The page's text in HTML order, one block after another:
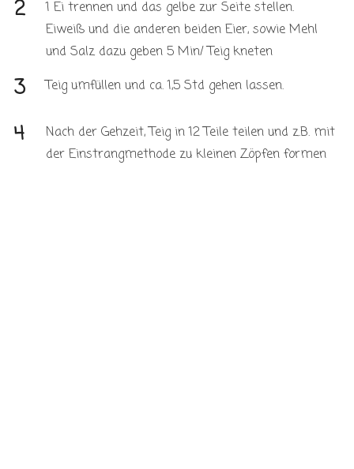
1 Ei trennen und das gelbe zur Seite stellen.
Eiweiß und die anderen beiden Eier, sowie Mehl
und Salz dazu geben 5 Min/ Teig kneten
Teig umfüllen und ca. 1,5 Std gehen lassen.
Nach der Gehzeit, Teig in 12 Teile teilen und z.B. mit
der Einstrangmethode zu kleinen Zöpfen formen